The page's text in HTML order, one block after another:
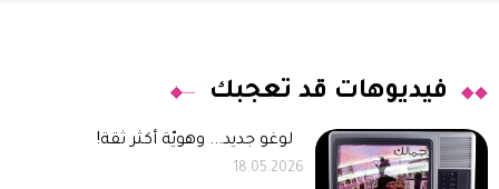
فيديوهات قد تعجبك
لوغو جديد... وهويّة أكثر ثقة!
18.05.2026